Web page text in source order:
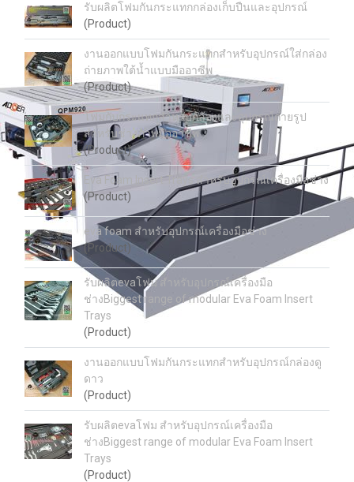
รับผลิตโฟมกันกระแทกกล่องเก็บปืนและอุปกรณ์
(Product)
งานออกแบบโฟมกันกระแทกสำหรับอุปกรณ์ใส่กล่อง
ถ่ายภาพใต้น้ำแบบมืออาซีพ
(Product)
โฟมกับกระแทกสำหรับกล้องและอุปกรณ์ถ่ายรูป
สำหรับช่างภาพมืออาชีพ
(Product)
Eva Foam Insert Trays สำหรับอุปกรณ์เครื่องมือช่าง
(Product)
eva foam สำหรับอุปกรณ์เครื่องมือช่าง
(Product)
รับผลิตevaโฟม สำหรับอุปกรณ์เครื่องมือ
ช่างBiggest range of modular Eva Foam Insert
Trays
(Product)
งานออกแบบโฟมกันกระแทกสำหรับอุปกรณ์กล่องดู
ดาว
(Product)
รับผลิตevaโฟม สำหรับอุปกรณ์เครื่องมือ
ช่างBiggest range of modular Eva Foam Insert
Trays
(Product)